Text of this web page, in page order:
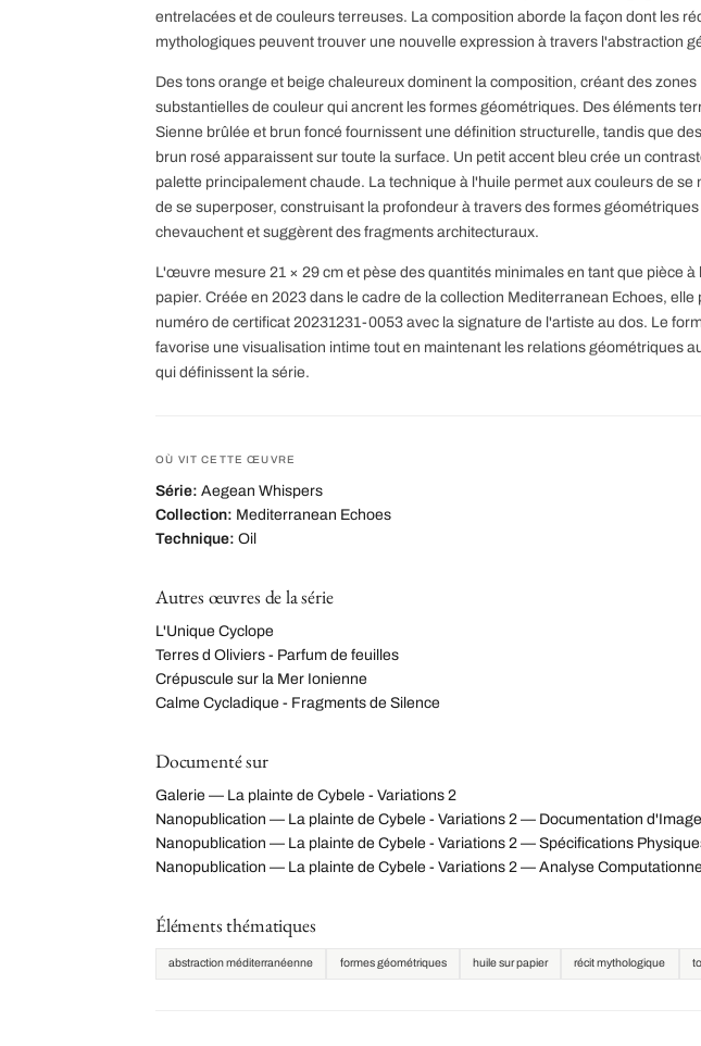
entrelacées et de couleurs terreuses. La composition aborde la façon dont les
mythologiques peuvent trouver une nouvelle expression à travers l'abstraction
Des tons orange et beige chaleureux dominent la composition, créant des zones
substantielles de couleur qui ancrent les formes géométriques. Des éléments
Sienne brûlée et brun foncé fournissent une définition structurelle, tandis que
brun rosé apparaissent sur toute la surface. Un petit accent bleu crée un
palette principalement chaude. La technique à l'huile permet aux couleurs de se
de se superposer, construisant la profondeur à travers des formes géométriques
chevauchent et suggèrent des fragments architecturaux.
L'œuvre mesure 21 × 29 cm et pèse des quantités minimales en tant que pièce à
papier. Créée en 2023 dans le cadre de la collection Mediterranean Echoes, elle
numéro de certificat 20231231-0053 avec la signature de l'artiste au dos. Le
favorise une visualisation intime tout en maintenant les relations géométriques
qui définissent la série.
OÙ VIT CETTE ŒUVRE
Série: Aegean Whispers
Collection: Mediterranean Echoes
Technique: Oil
Autres œuvres de la série
L'Unique Cyclope
Terres d Oliviers - Parfum de feuilles
Crépuscule sur la Mer Ionienne
Calme Cycladique - Fragments de Silence
Documenté sur
Galerie — La plainte de Cybele - Variations 2
Nanopublication — La plainte de Cybele - Variations 2 — Documentation
Nanopublication — La plainte de Cybele - Variations 2 — Spécifications
Nanopublication — La plainte de Cybele - Variations 2 — Analyse
Éléments thématiques
abstraction méditerranéenne formes géométriques huile sur papier récit mythologique